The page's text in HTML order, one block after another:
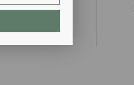
SZARYM WELUROWYM
potrzeb.
witryny
Wyrażenie